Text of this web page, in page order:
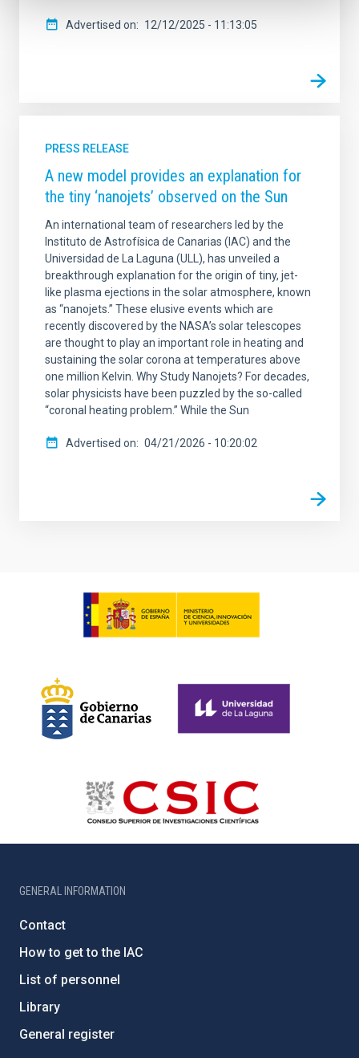
Advertised on 12/12/2025 - 11:13:05
PRESS RELEASE
A new model provides an explanation for
the tiny ‘nanojets’ observed on the Sun
An international team of researchers led by the
Instituto de Astrofísica de Canarias (IAC) and the
Universidad de La Laguna (ULL), has unveiled a
breakthrough explanation for the origin of tiny, jet-
like plasma ejections in the solar atmosphere, known
as “nanojets.” These elusive events which are
recently discovered by the NASA’s solar telescopes
are thought to play an important role in heating and
sustaining the solar corona at temperatures above
one million Kelvin. Why Study Nanojets? For decades,
solar physicists have been puzzled by the so-called
“coronal heating problem.” While the Sun
Advertised on 04/21/2026 - 10:20:02
GENERAL INFORMATION
Contact
How to get to the IAC
List of personnel
Library
General register